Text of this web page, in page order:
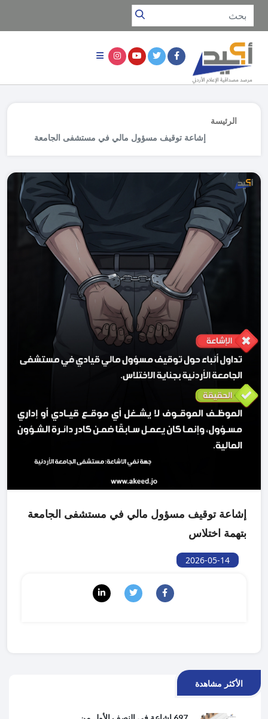
الرئيسة
إشاعة توقيف مسؤول مالي في مستشفى الجامعة
إشاعة توقيف مسؤول مالي في مستشفى الجامعة
بتهمة اختلاس
2026-05-14
الأكثر مشاهدة